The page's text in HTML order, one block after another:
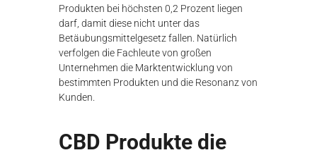
Produkten bei höchsten 0,2 Prozent liegen
darf, damit diese nicht unter das
Betäubungsmittelgesetz fallen. Natürlich
verfolgen die Fachleute von großen
Unternehmen die Marktentwicklung von
bestimmten Produkten und die Resonanz von
Kunden.
CBD Produkte die